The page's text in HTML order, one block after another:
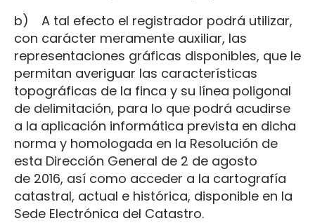
b) A tal efecto el registrador podrá utilizar,
con carácter meramente auxiliar, las
representaciones gráficas disponibles, que le
permitan averiguar las características
topográficas de la finca y su línea poligonal
de delimitación, para lo que podrá acudirse
a la aplicación informática prevista en dicha
norma y homologada en la Resolución de
esta Dirección General de 2 de agosto
de 2016, así como acceder a la cartografía
catastral, actual e histórica, disponible en la
Sede Electrónica del Catastro.